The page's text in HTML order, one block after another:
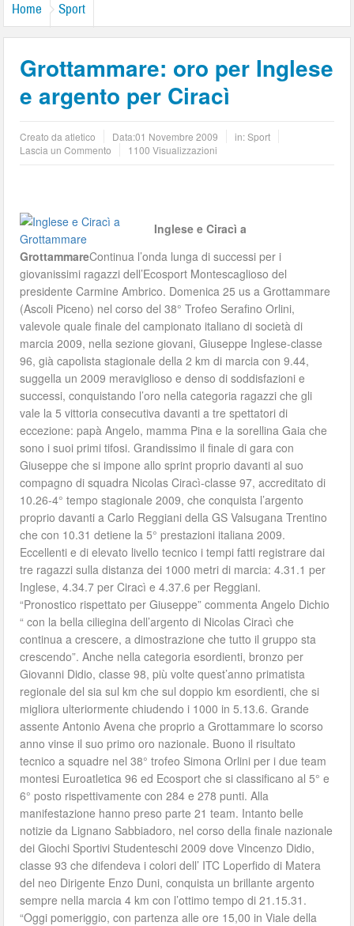
Home Sport
Grottammare: oro per Inglese
e argento per Ciracì
Creato daatletico Data:01 Novembre 2009 in:Sport
Lascia un Commento
1100 Visualizzazioni
Inglese e Ciracì a
GrottammareContinua l’onda lunga di successi per i
giovanissimi ragazzi dell’Ecosport Montescaglioso del
presidente Carmine Ambrico. Domenica 25 us a Grottammare
(Ascoli Piceno) nel corso del 38° Trofeo Serafino Orlini,
valevole quale finale del campionato italiano di società di
marcia 2009, nella sezione giovani, Giuseppe Inglese-classe
96, già capolista stagionale della 2 km di marcia con 9.44,
suggella un 2009 meraviglioso e denso di soddisfazioni e
successi, conquistando l’oro nella categoria ragazzi che gli
vale la 5 vittoria consecutiva davanti a tre spettatori di
eccezione: papà Angelo, mamma Pina e la sorellina Gaia che
sono i suoi primi tifosi. Grandissimo il finale di gara con
Giuseppe che si impone allo sprint proprio davanti al suo
compagno di squadra Nicolas Ciracì-classe 97, accreditato di
10.26-4° tempo stagionale 2009, che conquista l’argento
proprio davanti a Carlo Reggiani della GS Valsugana Trentino
che con 10.31 detiene la 5° prestazioni italiana 2009.
Eccellenti e di elevato livello tecnico i tempi fatti registrare dai
tre ragazzi sulla distanza dei 1000 metri di marcia: 4.31.1 per
Inglese, 4.34.7 per Ciracì e 4.37.6 per Reggiani.
“Pronostico rispettato per Giuseppe” commenta Angelo Dichio
“ con la bella ciliegina dell’argento di Nicolas Ciracì che
continua a crescere, a dimostrazione che tutto il gruppo sta
crescendo”. Anche nella categoria esordienti, bronzo per
Giovanni Didio, classe 98, più volte quest’anno primatista
regionale del sia sul km che sul doppio km esordienti, che si
migliora ulteriormente chiudendo i 1000 in 5.13.6. Grande
assente Antonio Avena che proprio a Grottammare lo scorso
anno vinse il suo primo oro nazionale. Buono il risultato
tecnico a squadre nel 38° trofeo Simona Orlini per i due team
montesi Euroatletica 96 ed Ecosport che si classificano al 5° e
6° posto rispettivamente con 284 e 278 punti. Alla
manifestazione hanno preso parte 21 team. Intanto belle
notizie da Lignano Sabbiadoro, nel corso della finale nazionale
dei Giochi Sportivi Studenteschi 2009 dove Vincenzo Didio,
classe 93 che difendeva i colori dell’ ITC Loperfido di Matera
del neo Dirigente Enzo Duni, conquista un brillante argento
sempre nella marcia 4 km con l’ottimo tempo di 21.15.31.
“Oggi pomeriggio, con partenza alle ore 15,00 in Viale della